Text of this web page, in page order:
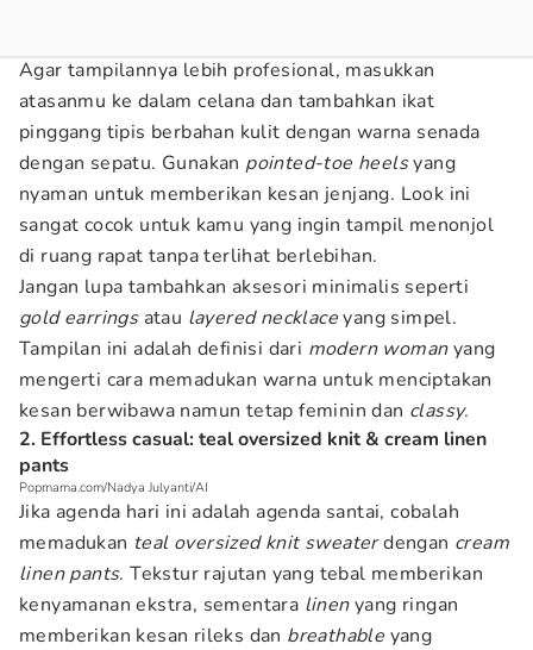
Agar tampilannya lebih profesional, masukkan
atasanmu ke dalam celana dan tambahkan ikat
pinggang tipis berbahan kulit dengan warna senada
dengan sepatu. Gunakan pointed-toe heelsyang
nyaman untuk memberikan kesan jenjang. Look ini
sangat cocok untuk kamu yang ingin tampil menonjol
di ruang rapat tanpa terlihat berlebihan.
Jangan lupa tambahkan aksesori minimalis seperti
gold earringsatau layered necklaceyang simpel.
Tampilan ini adalah definisi dari modern womanyang
mengerti cara memadukan warna untuk menciptakan
kesan berwibawa namun tetap feminin dan classy.
2. Effortless casual: teal oversized knit & cream linen
pants
Popmama.com/Nadya Julyanti/AI
Jika agenda hari ini adalah agenda santai, cobalah
memadukan teal oversized knit sweaterdengan cream
linen pants. Tekstur rajutan yang tebal memberikan
kenyamanan ekstra, sementara linenyang ringan
memberikan kesan rileks dan breathable yang